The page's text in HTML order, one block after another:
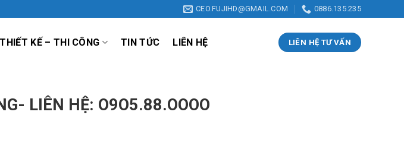
CEO.FUJIHD@GMAIL.COM 0886.135.235
THIẾT KẾ – THI CÔNG TIN TỨC LIÊN HỆ LIÊN HỆ TƯ VẤN
LIÊN HỆ: O9O5.88.OOOO